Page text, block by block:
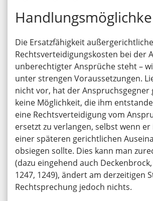
Die Ersatzfähigkeit
Rechtsverteidigungskosten bei der
unberechtigter Ansprüche steht –
unter strengen Voraussetzungen.
nicht vor, hat der Anspruchsgegner
keine Möglichkeit, die ihm
eine Rechtsverteidigung vom
ersetzt zu verlangen, selbst wenn er
einer späteren gerichtlichen
obsiegen sollte. Dies kann man
(dazu eingehend auch Deckenbrock,
1247, 1249), ändert am derzeitigen
Rechtsprechung jedoch nichts.